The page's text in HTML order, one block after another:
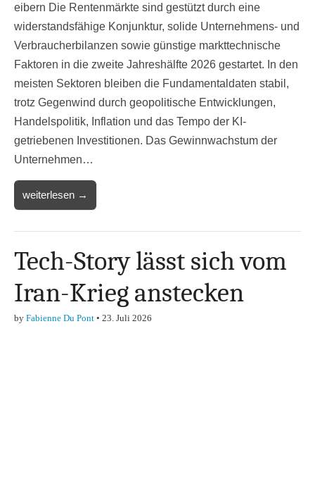
eibern Die Rentenmärkte sind gestützt durch eine
widerstandsfähige Konjunktur, solide Unternehmens- und
Verbraucherbilanzen sowie günstige markttechnische
Faktoren in die zweite Jahreshälfte 2026 gestartet. In den
meisten Sektoren bleiben die Fundamentaldaten stabil,
trotz Gegenwind durch geopolitische Entwicklungen,
Handelspolitik, Inflation und das Tempo der KI-
getriebenen Investitionen. Das Gewinnwachstum der
Unternehmen…
weiterlesen →
Tech-Story lässt sich vom
Iran-Krieg anstecken
by Fabienne Du Pont • 23. Juli 2026